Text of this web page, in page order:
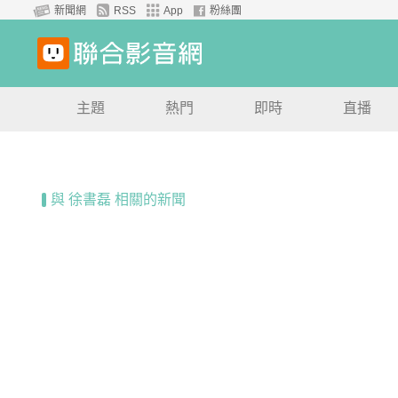
新聞網 RSS App 粉絲團
主題 熱門 即時 直播
與 徐書磊 相關的新聞